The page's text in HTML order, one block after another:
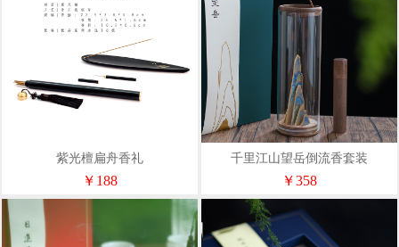
紫光檀扁舟香礼
￥188
千里江山望岳倒流香套装
￥358